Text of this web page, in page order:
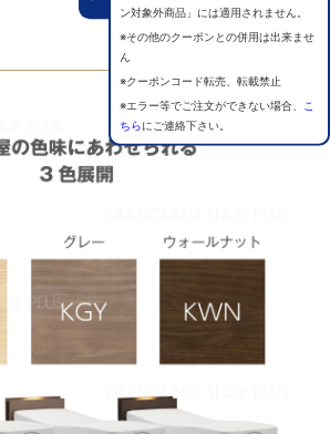
ン対象外商品」には適用されません。
※その他のクーポンとの併用は出来ませ
ん
※クーポンコード転売、転載禁止
※エラー等でご注文ができない場合、
こ
ちらにご連絡下さい。